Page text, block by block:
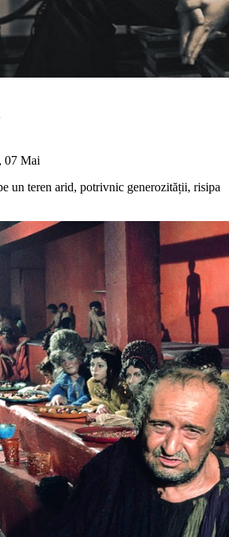
07 Mai
un teren arid, potrivnic generozității, risipa